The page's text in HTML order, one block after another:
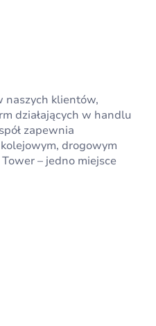
naszych klientów,
działających w handlu
zapewnia
drogowym
– jedno miejsce